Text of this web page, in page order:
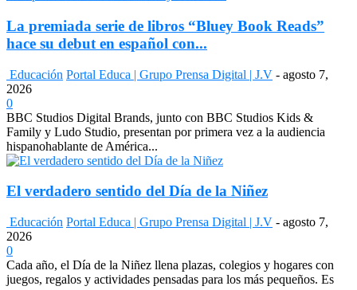
La premiada serie de libros “Bluey Book Reads”
hace su debut en español con...
Educación Portal Educa | Grupo Prensa Digital | J.V - agosto 7,
2026
0
BBC Studios Digital Brands, junto con BBC Studios Kids &
Family y Ludo Studio, presentan por primera vez a la audiencia
hispanohablante de América...
El verdadero sentido del Día de la Niñez
Educación Portal Educa | Grupo Prensa Digital | J.V - agosto 7,
2026
0
Cada año, el Día de la Niñez llena plazas, colegios y hogares con
juegos, regalos y actividades pensadas para los más pequeños. Es